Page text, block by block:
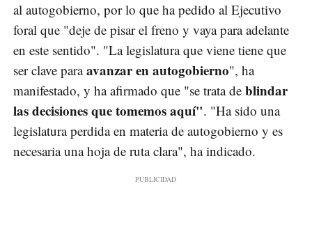
al autogobierno, por lo que ha pedido al Ejecutivo
foral que "deje de pisar el freno y vaya para adelante
en este sentido". "La legislatura que viene tiene que
ser clave paraavanzar en autogobierno", ha
manifestado, y ha afirmado que "se trata de blindar
las decisiones que tomemos aquí". "Ha sido una
legislatura perdida en materia de autogobierno y es
necesaria una hoja de ruta clara", ha indicado.